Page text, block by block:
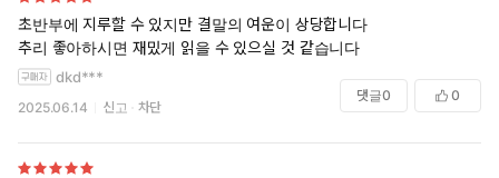
초반부에 지루할 수 있지만 결말의 여운이 상당합니다
추리 좋아하시면 재밌게 읽을 수 있으실 것 같습니다
dkd***
2025.06.14 신고 차단
댓글0 0